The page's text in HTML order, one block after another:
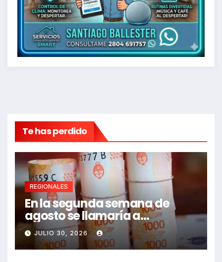
Te has perdido
REGIONALES
En la segunda semana de
agosto se llamaría a
paritarias
JULIO 30, 2026